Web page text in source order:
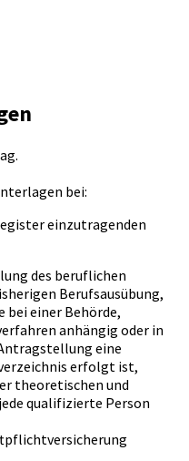
bei:
einzutragenden
des beruflichen
Berufsausübung,
bei einer Behörde,
anhängig oder in
eine
erfolgt ist,
theoretischen und
qualifizierte Person